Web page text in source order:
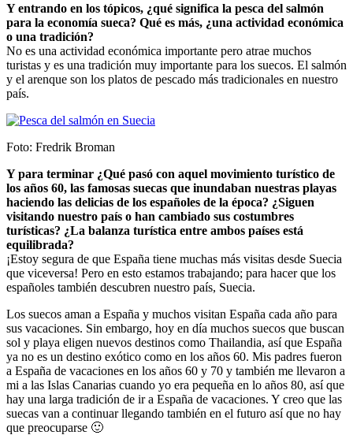
Y entrando en los tópicos, ¿qué significa la pesca del salmón
para la economía sueca? Qué es más, ¿una actividad económica
o una tradición?
No es una actividad económica importante pero atrae muchos
turistas y es una tradición muy importante para los suecos. El salmón
y el arenque son los platos de pescado más tradicionales en nuestro
país.
Foto: Fredrik Broman
Y para terminar ¿Qué pasó con aquel movimiento turístico de
los años 60, las famosas suecas que inundaban nuestras playas
haciendo las delicias de los españoles de la época? ¿Siguen
visitando nuestro país o han cambiado sus costumbres
turísticas? ¿La balanza turística entre ambos países está
equilibrada?
¡Estoy segura de que España tiene muchas más visitas desde Suecia
que viceversa! Pero en esto estamos trabajando; para hacer que los
españoles también descubren nuestro país, Suecia.
Los suecos aman a España y muchos visitan España cada año para
sus vacaciones. Sin embargo, hoy en día muchos suecos que buscan
sol y playa eligen nuevos destinos como Thailandia, así que España
ya no es un destino exótico como en los años 60. Mis padres fueron
a España de vacaciones en los años 60 y 70 y también me llevaron a
mi a las Islas Canarias cuando yo era pequeña en lo años 80, así que
hay una larga tradición de ir a España de vacaciones. Y creo que las
suecas van a continuar llegando también en el futuro así que no hay
que preocuparse 🙂